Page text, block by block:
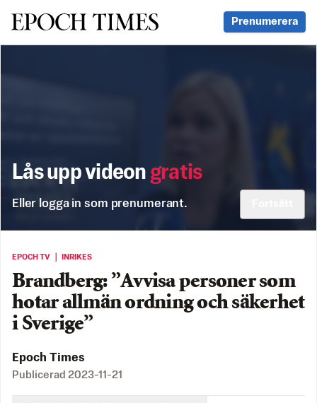
Svenska Epoch Times Prenumerera
Lås upp videon gratis
Eller logga in som prenumerant.
EPOCH TV ｜ INRIKES
Brandberg: ”Avvisa personer som
hotar allmän ordning och säkerhet
i Sverige”
Epoch Times
Publicerad 2023-11-21